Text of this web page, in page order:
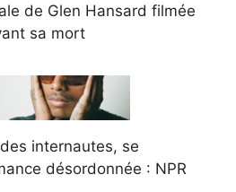
de Glen Hansard filmée
sa mort
internautes, se
désordonnée : NPR